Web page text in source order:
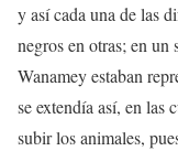
y así cada una de las
negros en otras; en un
Wanamey estaban
se extendía así, en las
subir los animales,